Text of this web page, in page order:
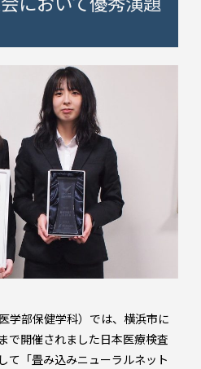
学部保健学科）では、横浜市に
で開催されました日本医療検査
て「畳み込みニューラルネット